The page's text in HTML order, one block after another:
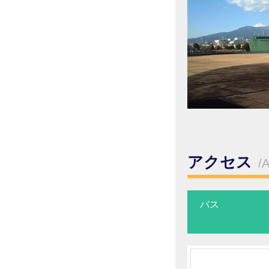
アクセス /
バス